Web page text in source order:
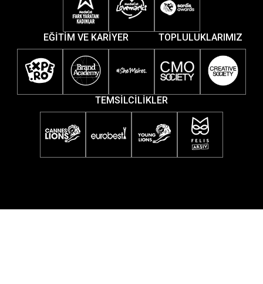
EĞİTİM VE KARİYER TOPLULUKLARIMIZ
TEMSİLCİLİKLER